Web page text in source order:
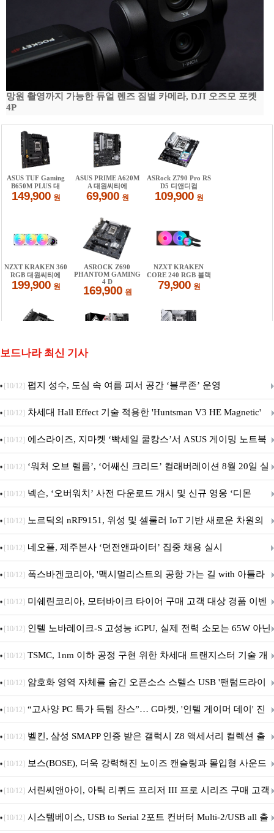
망원 촬영까지 가능한 듀얼 렌즈 짐벌 카메라, DJI 오즈모 포켓
4P
보드나라 최신 기사
[10/12] 펍지 성수, 도심 속 여름 피서 공간 ‘블루존’ 운영
[10/12] 차세대 Hall Effect 기술 적용한 'Huntsman V3 HE Magnetic'
시리즈 출시
[10/12] 에스라이즈, 지마켓 ‘빡세일 쿨캉스’서 ASUS 게이밍 노트북
특별 프로모션 진행
[10/12] ‘워처 오브 렐름’, ‘어쌔신 크리드’ 컬래버레이션 8월 20일 실
시
[10/12] 넥슨, ‘오버워치’ 사전 다운로드 개시 및 신규 영웅 ‘디몬
(D.Mon)’ 공개!
[10/12] 노르딕의 nRF9151, 위성 및 셀룰러 IoT 기반 새로운 차원의
커넥티드 기기 개발 지원
[10/12] 네오플, 제주본사 ‘던전앤파이터’ 집중 채용 실시
[10/12] 폭스바겐코리아, '맥시멀리스트의 공항 가는 길 with 아틀라
스' 이벤트 실시
[10/12] 미쉐린코리아, 모터바이크 타이어 구매 고객 대상 경품 이벤
트 진행
[10/12] 인텔 노바레이크-S 고성능 iGPU, 실제 전력 소모는 65W 아닌
40W?
[10/12] TSMC, 1nm 이하 공정 구현 위한 차세대 트랜지스터 기술 개
발
[10/12] 암호화 영역 자체를 숨긴 오픈소스 스텔스 USB '팬텀드라이
브' 공개
[10/12] “고사양 PC 특가 득템 찬스”… G마켓, '인텔 게이머 데이' 진
행
[10/12] 벨킨, 삼성 SMAPP 인증 받은 갤럭시 Z8 액세서리 컬렉션 출
시
[10/12] 보스(BOSE), 더욱 강력해진 노이즈 캔슬링과 몰입형 사운드
의 ‘QC 헤드폰 2세대’ 출시
[10/12] 서린씨앤아이, 아틱 리퀴드 프리저 III 프로 시리즈 구매 고객
대상 P12 프로 PST 증정 프로모션 진행
[10/12] 시스템베이스, USB to Serial 2포트 컨버터 Multi-2/USB all 출